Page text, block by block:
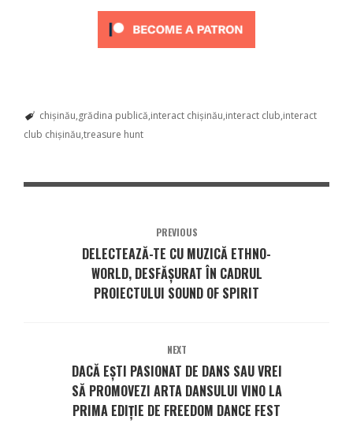
chișinău grădina publică interact chișinău interact club interact
club chișinău treasure hunt
PREVIOUS
DELECTEAZĂ-TE CU MUZICĂ ETHNO-
WORLD, DESFĂȘURAT ÎN CADRUL
PROIECTULUI SOUND OF SPIRIT
NEXT
DACĂ EȘTI PASIONAT DE DANS SAU VREI
SĂ PROMOVEZI ARTA DANSULUI VINO LA
PRIMA EDIȚIE DE FREEDOM DANCE FEST